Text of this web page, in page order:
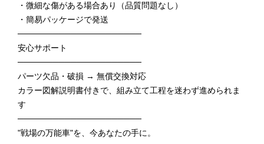
・微細な傷がある場合あり（品質問題なし）
・簡易パッケージで発送
─────────────────────
安心サポート
─────────────────────
パーツ欠品・破損 → 無償交換対応
カラー図解説明書付きで、組み立て工程を迷わず進められま
す
─────────────────────
"戦場の万能車"を、今あなたの手に。